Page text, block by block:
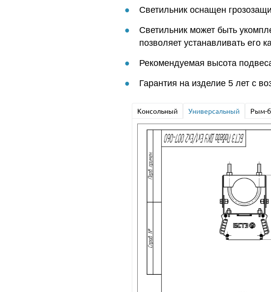
Светильник оснащен
Светильник может быть
позволяет устанавливать его
Рекомендуемая высота
Гарантия на изделие 5 лет с
Консольный Универсальный Рым-